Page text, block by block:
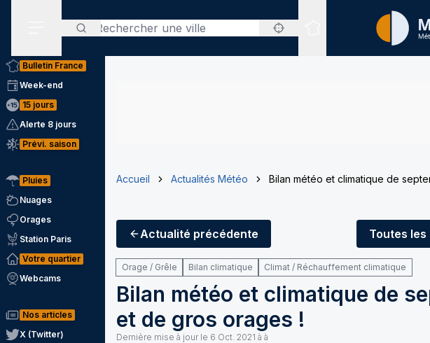
Rechercher
Sites expertisés
Bulletin France
Week-end
15 jours
Alerte 8 jours
Prévi. saison
Pluies
Nuages
Orages
Station Paris
Votre quartier
Webcams
Nos articles
X (Twitter)
Accueil Actualités Météo Bilan météo et climatique de
Actualité précédente Toutes les
Orage / Grêle Bilan climatique Climat / Réchauffement climatique
Bilan météo et climatique de
et de gros orages !
Dernière mise à jour le 6 Oct. 2021 à à